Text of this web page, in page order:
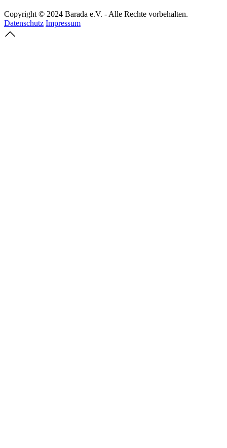
Copyright © 2024 Barada e.V. - Alle Rechte vorbehalten.
Datenschutz Impressum